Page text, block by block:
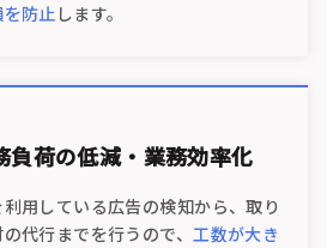
防止 します。
負荷の低減・業務効率化
用している広告の検知から、取り
代行までを行うので、工数が大き